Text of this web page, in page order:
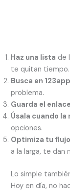
Haz una lista de
te quitan tiempo.
Busca en
problema.
Guarda el enlace
Úsala cuando
opciones.
Optimiza tu
a la larga, te dan
Lo simple
Hoy en día, no